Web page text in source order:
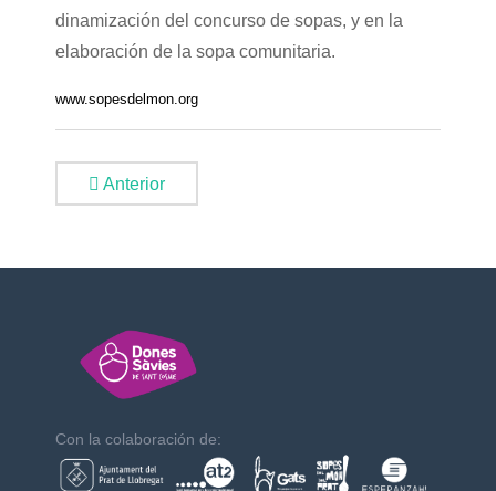
dinamización del concurso de sopas, y en la
elaboración de la sopa comunitaria.
www.sopesdelmon.org
Anterior
Con la colaboración de: